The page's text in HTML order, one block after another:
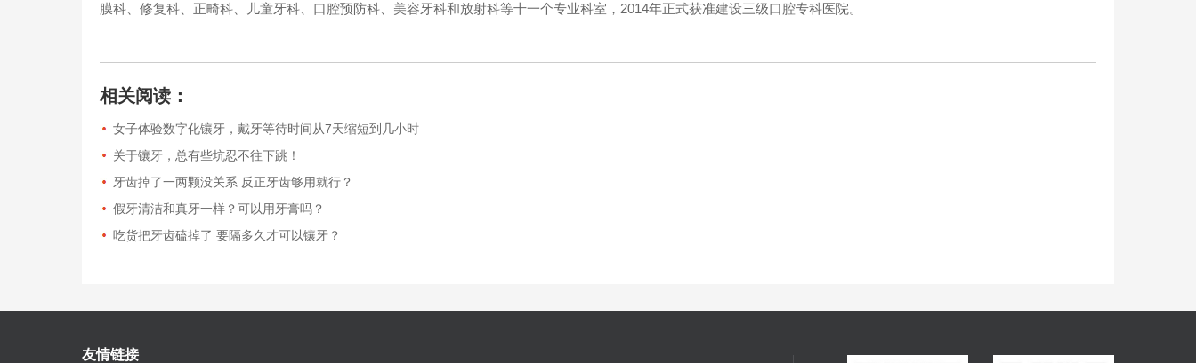
膜科、修复科、正畸科、儿童牙科、口腔预防科、美容牙科和放射科等十一个专业科室，2014年正式获准建设三级口腔专科医院。
相关阅读：
女子体验数字化镶牙，戴牙等待时间从7天缩短到几小时
关于镶牙，总有些坑忍不往下跳！
牙齿掉了一两颗没关系 反正牙齿够用就行？
假牙清洁和真牙一样？可以用牙膏吗？
吃货把牙齿磕掉了 要隔多久才可以镶牙？
友情链接